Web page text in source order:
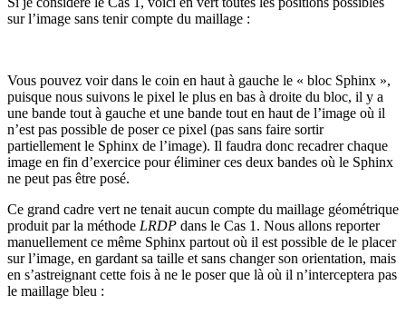
sur l’image sans tenir compte du maillage :
Vous pouvez voir dans le coin en haut à gauche le « bloc Sphinx »,
puisque nous suivons le pixel le plus en bas à droite du bloc, il y a
une bande tout à gauche et une bande tout en haut de l’image où il
n’est pas possible de poser ce pixel (pas sans faire sortir
partiellement le Sphinx de l’image). Il faudra donc recadrer chaque
image en fin d’exercice pour éliminer ces deux bandes où le Sphinx
ne peut pas être posé.
Ce grand cadre vert ne tenait aucun compte du maillage géométrique
produit par la méthode LRDP dans le Cas 1. Nous allons reporter
manuellement ce même Sphinx partout où il est possible de le placer
sur l’image, en gardant sa taille et sans changer son orientation, mais
en s’astreignant cette fois à ne le poser que là où il n’interceptera pas
le maillage bleu :